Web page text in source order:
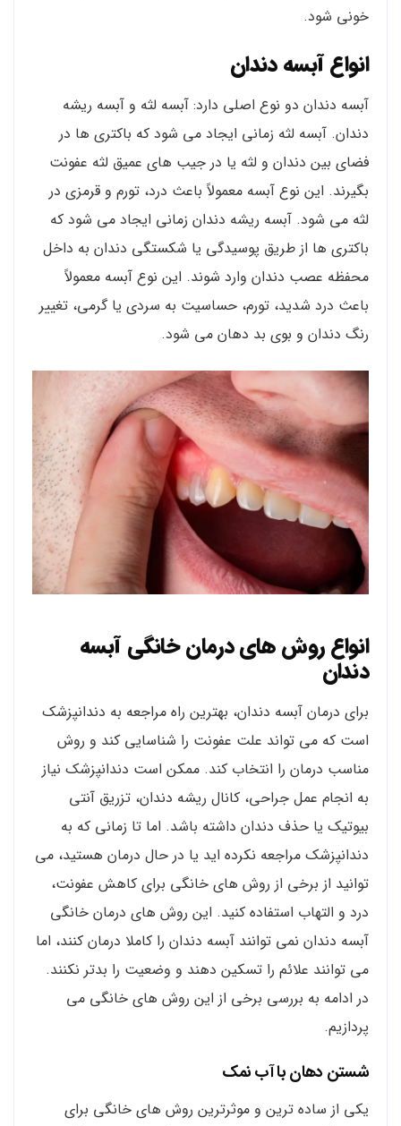
خونی شود.
انواع آبسه دندان
آبسه دندان دو نوع اصلی دارد: آبسه لثه و آبسه ریشه
دندان. آبسه لثه زمانی ایجاد می شود که باکتری ها در
فضای بین دندان و لثه یا در جیب های عمیق لثه عفونت
بگیرند. این نوع آبسه معمولاً باعث درد، تورم و قرمزی در
لثه می شود. آبسه ریشه دندان زمانی ایجاد می شود که
باکتری ها از طریق پوسیدگی یا شکستگی دندان به داخل
محفظه عصب دندان وارد شوند. این نوع آبسه معمولاً
باعث درد شدید، تورم، حساسیت به سردی یا گرمی، تغییر
رنگ دندان و بوی بد دهان می شود.
انواع روش های درمان خانگی آبسه
دندان
برای درمان آبسه دندان، بهترین راه مراجعه به دندانپزشک
است که می تواند علت عفونت را شناسایی کند و روش
مناسب درمان را انتخاب کند. ممکن است دندانپزشک نیاز
به انجام عمل جراحی، کانال ریشه دندان، تزریق آنتی
بیوتیک یا حذف دندان داشته باشد. اما تا زمانی که به
دندانپزشک مراجعه نکرده اید یا در حال درمان هستید، می
توانید از برخی از روش های خانگی برای کاهش عفونت،
درد و التهاب استفاده کنید. این روش های درمان خانگی
آبسه دندان نمی توانند آبسه دندان را کاملا درمان کنند، اما
می توانند علائم را تسکین دهند و وضعیت را بدتر نکنند.
در ادامه به بررسی برخی از این روش های خانگی می
پردازیم.
شستن دهان با آب نمک
یکی از ساده ترین و موثرترین روش های خانگی برای